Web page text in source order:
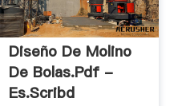
Diseño De Molino
De Bolas.pdf -
Es.scribd